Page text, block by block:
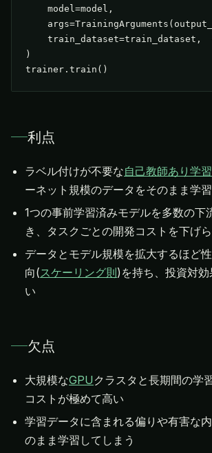
    model=model,
train_dataset=train_dataset,  #
)
trainer.train()
利点
ラベル付けが不要な自己教師あり学習
ーネット規模のデータをそのまま学
1つの事前学習済みモデルを多数の下
き、タスクごとの開発コストを下げ
データとモデル規模を拡大するほど
向(スケーリング則)を持ち、投資対
い
欠点
大規模なGPU クラスタと長期間の学
コストが極めて高い
学習データに含まれる偏りや有害な
のまま学習してしまう